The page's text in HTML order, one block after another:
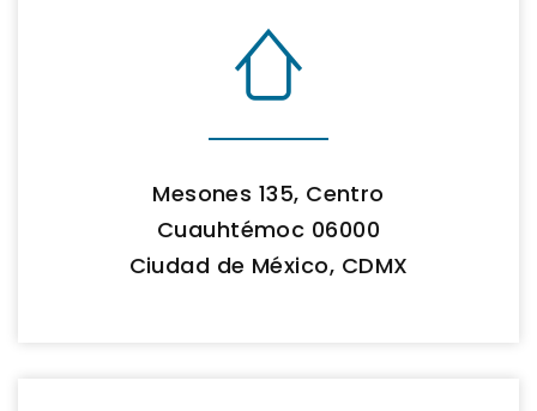
Mesones 135, Centro
Cuauhtémoc 06000
Ciudad de México, CDMX